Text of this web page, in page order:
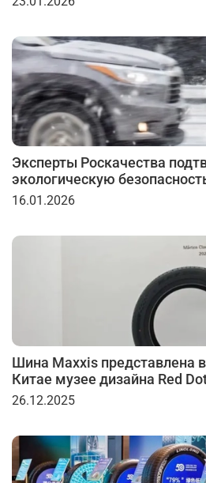
Эксперты Роскачества
экологическую
16.01.2026
Шина Maxxis представлена
Китае музее дизайна Red
26.12.2025